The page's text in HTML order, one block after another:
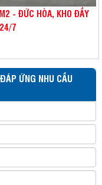
- ĐỨC HÒA, KHO ĐẦY
7
ỨNG NHU CẦU